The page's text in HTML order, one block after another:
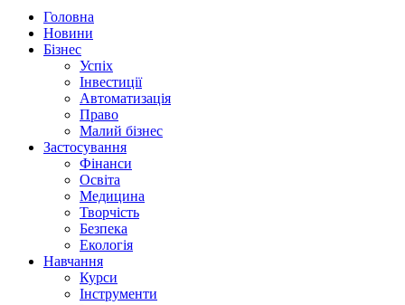
Головна
Новини
Бізнес
Успіх
Інвестиції
Автоматизація
Право
Малий бізнес
Застосування
Фінанси
Освіта
Медицина
Творчість
Безпека
Екологія
Навчання
Курси
Інструменти